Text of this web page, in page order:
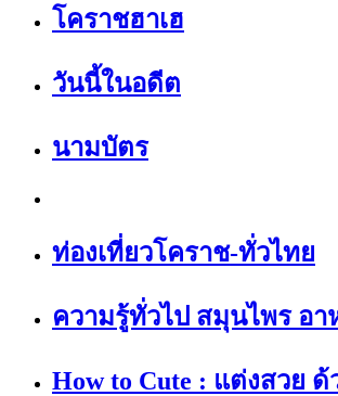
โคราชฮาเฮ
วันนี้ในอดีต
นามบัตร
ท่องเที่ยวโคราช-ทั่วไทย
ความรู้ทั่วไป สมุนไพร อา
How to Cute : แต่งสวย ด้